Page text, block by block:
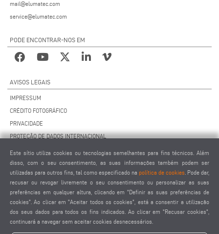
mail@elumatec.com
service@elumatec.com
PODE ENCONTRAR-NOS EM
AVISOS LEGAIS
IMPRESSUM
CRÉDITO FOTOGRÁFICO
PRIVACIDADE
PROTEÇÃO DE DADOS INTERNACIONAL
CONTRATO DE MANUTENÇÃO À DISTÂNCIA
CONFIGURAÇÕES DE COOKIES
CÓDIGO DE CONDUTA DOS FORNECEDORES
Este sítio utiliza cookies ou tecnologias semelhantes para fins técnicos. Além
disso, com o seu consentimento, as suas informações também podem ser
utilizadas para outros fins, tal como especificado na política de cookies . Pode dar,
recusar ou revogar livremente o seu consentimento ou personalizar as suas
preferências em qualquer altura, clicando em "Definir as suas preferências de
cookies". Ao clicar em "Aceitar todos os cookies", está a consentir a utilização
dos seus dados para todos os fins indicados. Ao clicar em "Recusar cookies",
continuará a navegar sem aceitar cookies desnecessários.